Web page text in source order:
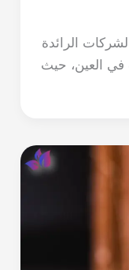
الرائدة
في العين، حيث